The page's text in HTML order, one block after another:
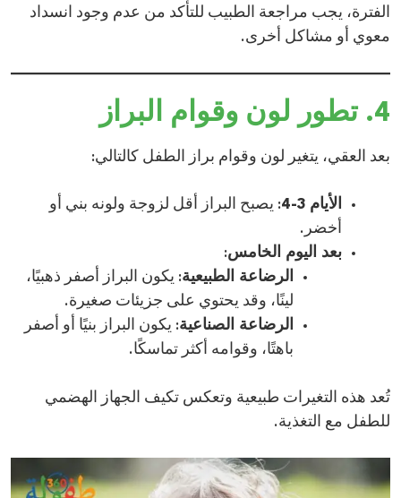
الفترة، يجب مراجعة الطبيب للتأكد من عدم وجود انسداد
معوي أو مشاكل أخرى.​
4. تطور لون وقوام البراز
بعد العقي، يتغير لون وقوام براز الطفل كالتالي:​
الأيام 3-4
: يصبح البراز أقل لزوجة ولونه بني أو
أخضر.​
بعد اليوم الخامس:
الرضاعة الطبيعية: يكون البراز أصفر ذهبيًا،
لينًا، وقد يحتوي على جزيئات صغيرة.
الرضاعة الصناعية: يكون البراز بنيًا أو أصفر
باهتًا، وقوامه أكثر تماسكًا.​
تُعد هذه التغيرات طبيعية وتعكس تكيف الجهاز الهضمي
للطفل مع التغذية.​